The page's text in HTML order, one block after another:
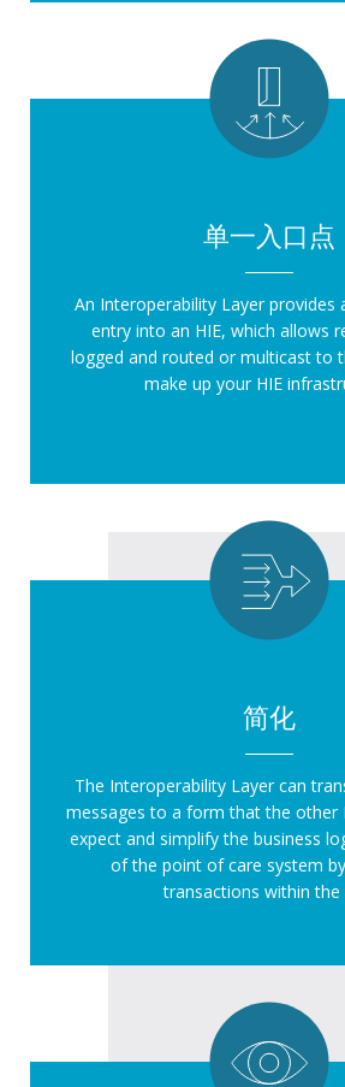
单一入口点
An Interoperability Layer provides
entry into an HIE, which allows
logged and routed or multicast to
make up your HIE
简化
The Interoperability Layer can
messages to a form that the other
expect and simplify the business
of the point of care system
transactions within the